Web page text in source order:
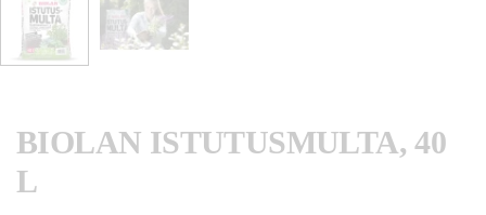
BIOLAN ISTUTUSMULTA, 40
L